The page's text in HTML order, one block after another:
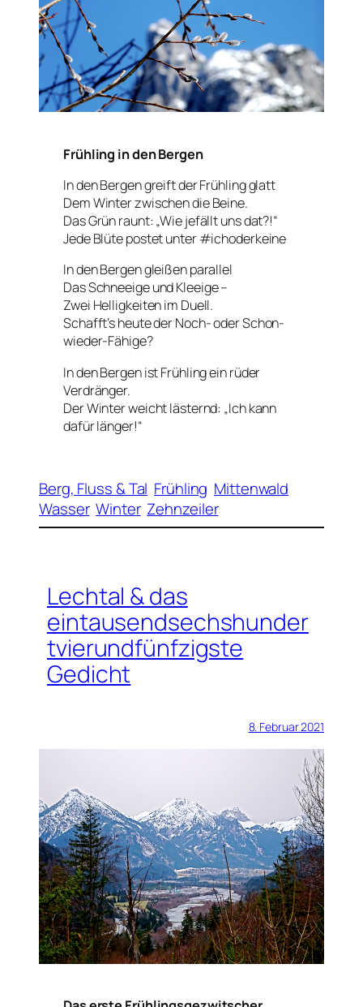
Frühling in den Bergen
In den Bergen greift der Frühling glatt
Dem Winter zwischen die Beine.
Das Grün raunt: „Wie jefällt uns dat?!“
Jede Blüte postet unter #ichoderkeine
In den Bergen gleißen parallel
Das Schneeige und Kleeige –
Zwei Helligkeiten im Duell.
Schafft’s heute der Noch- oder Schon-
wieder-Fähige?
In den Bergen ist Frühling ein rüder
Verdränger.
Der Winter weicht lästernd: „Ich kann
dafür länger!“
Berg, Fluss & Tal Frühling Mittenwald
Wasser Winter Zehnzeiler
Lechtal & das
eintausendsechshunder
tvierundfünfzigste
Gedicht
8. Februar 2021